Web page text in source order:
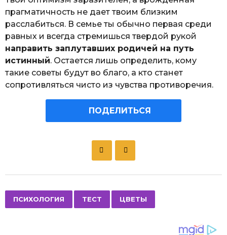
прагматичность не дает твоим близким
расслабиться. В семье ты обычно первая среди
равных и всегда стремишься твердой рукой
направить заплутавших родичей на путь
истинный. Остается лишь определить, кому
такие советы будут во благо, а кто станет
сопротивляться чисто из чувства противоречия.
ПОДЕЛИТЬСЯ
a
ПСИХОЛОГИЯ ТЕСТ ЦВЕТЫ